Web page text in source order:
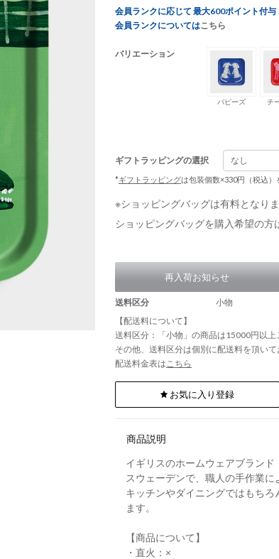
会員ランクに応じて 最大600ポイント付与
会員ランクについてはこちら
バリエーション
パピーズ チ
ギフトラッピングの選択
*ギフトラッピングは包装個数×330円（税込）
※ショッピングバッグは有料となりま
ショッピングバッグを購入希望の方
再入荷お知らせ
送料区分
小物
【配送料について】
送料区分：「小物」の商品は15000円以上
その他、送料区分は個別に配送料を頂いて
配送料金表はこちら
お気に入り登録
商品説明
イギリスのホームウェアブランド
スウェーデンで、職人の手作業に
キッチンやダイニングではもち
ます。
【商品について】
・直火：×